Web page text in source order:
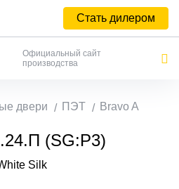
Стать дилером
Официальный сайт
производства
двери ПЭТ Bravo A
(SG:P3)
Silk